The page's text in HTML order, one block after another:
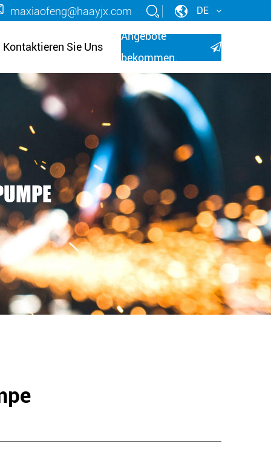
maxiaofeng@haayjx.com DE
Kontaktieren Sie Uns
Angebote
bekommen.